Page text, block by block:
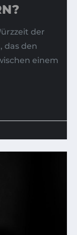
der
das den
einem